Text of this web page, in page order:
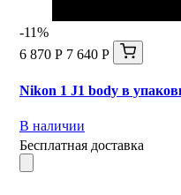
-11%
6 870 Р 7 640 Р
Nikon 1 J1 body в
В наличии
Бесплатная доставка